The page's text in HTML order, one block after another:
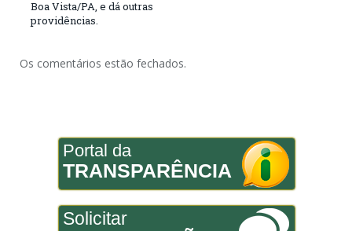
Boa Vista/PA, e dá outras
providências.
Os comentários estão fechados.
Portal da
TRANSPARÊNCIA
Solicitar